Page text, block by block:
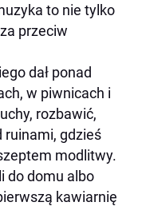
to nie tylko
przeciw
dał ponad
w piwnicach i
rozbawić,
ruinami, gdzieś
modlitwy.
do domu albo
kawiarnię